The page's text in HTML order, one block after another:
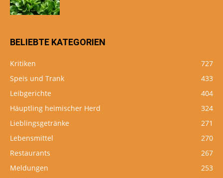
BELIEBTE KATEGORIEN
Kritiken
727
Speis und Trank
433
Leibgerichte
404
Häuptling heimischer Herd
324
Lieblingsgetränke
271
Lebensmittel
270
Restaurants
267
Meldungen
253